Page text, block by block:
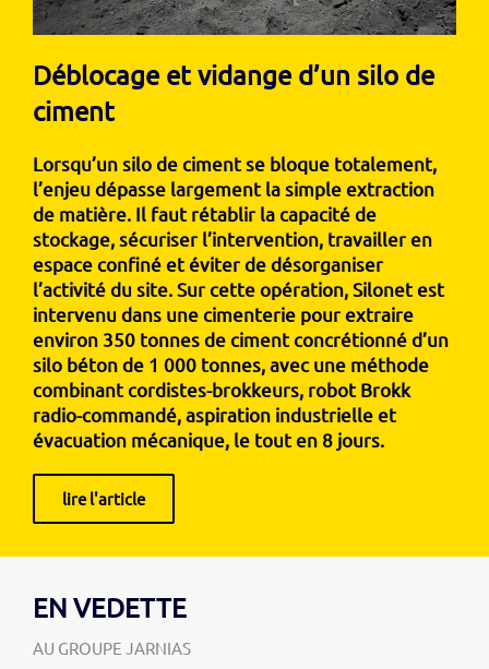
Déblocage et vidange d’un silo de
ciment
Lorsqu’un silo de ciment se bloque totalement,
l’enjeu dépasse largement la simple extraction
de matière. Il faut rétablir la capacité de
stockage, sécuriser l’intervention, travailler en
espace confiné et éviter de désorganiser
l’activité du site. Sur cette opération, Silonet est
intervenu dans une cimenterie pour extraire
environ 350 tonnes de ciment concrétionné d’un
silo béton de 1 000 tonnes, avec une méthode
combinant cordistes-brokkeurs, robot Brokk
radio-commandé, aspiration industrielle et
évacuation mécanique, le tout en 8 jours.
lire l'article
EN VEDETTE
AU GROUPE JARNIAS